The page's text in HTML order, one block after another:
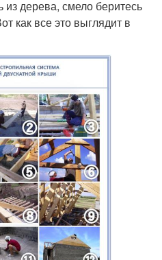
из дерева, смело беритесь
как все это выглядит в